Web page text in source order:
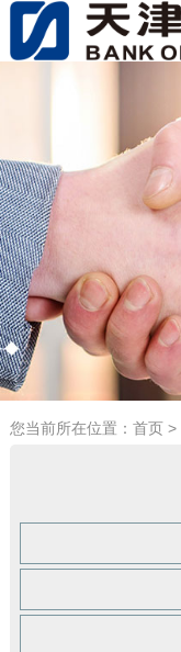
您当前所在位置： 首页>